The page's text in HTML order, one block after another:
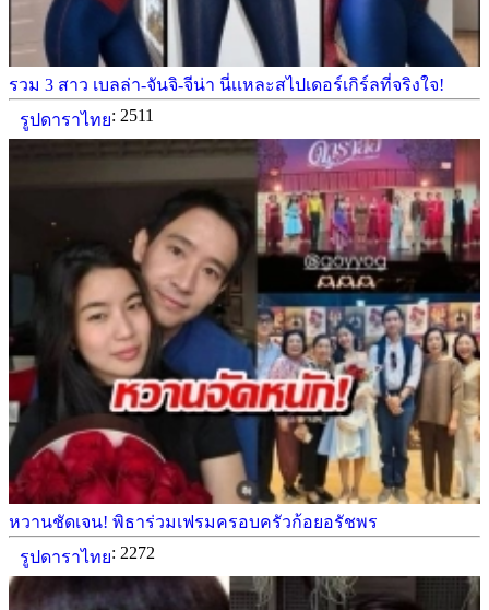
รวม 3 สาว เบลล่า-จันจิ-จีน่า นี่เเหละสไปเดอร์เกิร์ลที่จริงใจ!
รูปดาราไทย: 2511
หวานชัดเจน! พิธาร่วมเฟรมครอบครัวก้อยอรัชพร
รูปดาราไทย: 2272